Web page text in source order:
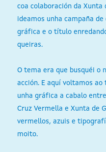
coa colaboración da Xunta
ideamos unha campaña
gráfica e o título
queiras.
O tema era que busquéi o
acción. E aquí voltamos
unha gráfica a cabalo
Cruz Vermella e Xunta de
vermellos, azuis e
moito.